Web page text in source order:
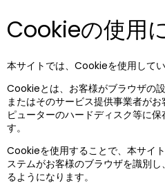
Cookieの使用
本サイトでは、Cookieを使用してい
Cookieとは、お客様がブラウザの
またはそのサービス提供事業者が
ピューターのハードディスク等に
す。
Cookieを使用することで、本サイ
ステムがお客様のブラウザを識別
るようになります。